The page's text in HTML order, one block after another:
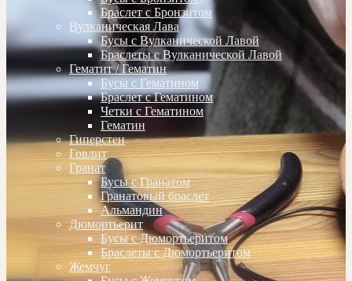
Браслет с Бронзитом
Вулканическая Лава
Бусы с Вулканической Лавой
Браслеты с Вулканической Лавой
Гематит / Гематин
Бусы с Гематином
Браслет с Гематином
Четки с Гематином
Гематин
Гиперстен
Говлит
Гранат
Бусы с Гранатом
Гранатовый браслет
Альмандин
Дюмортьерит
Бусы с Дюмортьеритом
Браслеты с Дюмортьеритом
Жемчуг